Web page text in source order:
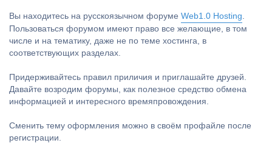
Вы находитесь на русскоязычном форуме Web1.0 Hosting.
Пользоваться форумом имеют право все желающие, в том
числе и на тематику, даже не по теме хостинга, в
соответствующих разделах.
Придерживайтесь правил приличия и приглашайте друзей.
Давайте возродим форумы, как полезное средство обмена
информацией и интересного времяпровождения.
Сменить тему оформления можно в своём профайле после
регистрации.